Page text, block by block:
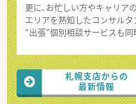
更に、お忙しい方やキャリア
エリアを熟知したコンサルタ
“出張”個別相談サービスも同
札幌支店からの
最新情報